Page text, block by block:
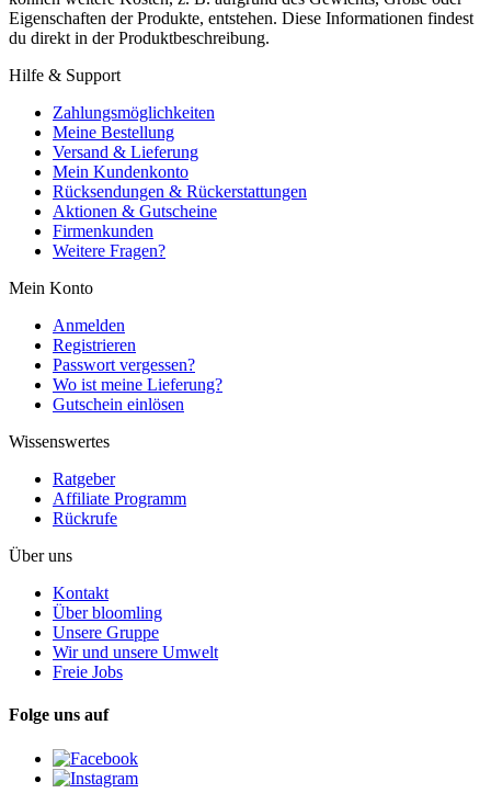
Eigenschaften der Produkte, entstehen. Diese Informationen findest
du direkt in der Produktbeschreibung.
Hilfe & Support
Zahlungsmöglichkeiten
Meine Bestellung
Versand & Lieferung
Mein Kundenkonto
Rücksendungen & Rückerstattungen
Aktionen & Gutscheine
Firmenkunden
Weitere Fragen?
Mein Konto
Anmelden
Registrieren
Passwort vergessen?
Wo ist meine Lieferung?
Gutschein einlösen
Wissenswertes
Ratgeber
Affiliate Programm
Rückrufe
Über uns
Kontakt
Über bloomling
Unsere Gruppe
Wir und unsere Umwelt
Freie Jobs
Folge uns auf